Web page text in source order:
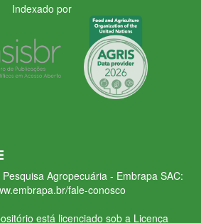
Indexado por
Agropecuária - Embrapa SAC:
fale-conosco
está licenciado sob a Licença